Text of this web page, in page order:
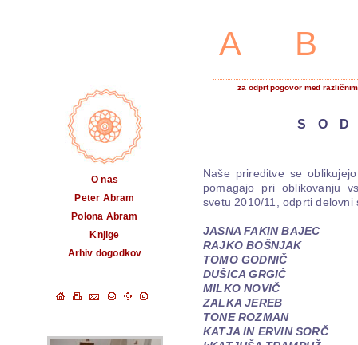
za odprt pogovor med
O nas
Peter Abram
Polona Abram
Knjige
Arhiv dogodkov
Naše prireditve se
pomagajo pri oblikovanju
svetu 2010/11, odprti
JASNA FAKIN BAJEC
RAJKO BOŠNJAK
TOMO GODNIČ
DUŠICA GRGIČ
MILKO NOVIČ
ZALKA JEREB
TONE ROZMAN
KATJA IN ERVIN SORČ